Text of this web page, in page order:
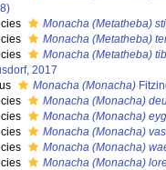
Monacha (Metatheba)
Monacha (Metatheba)
Monacha (Metatheba)
2017
Monacha (Monacha)
Monacha (Monacha)
Monacha (Monacha)
Monacha (Monacha)
Monacha (Monacha)
Monacha (Monacha)